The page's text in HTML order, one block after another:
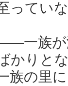
ってい
一族が
かりと
族の里